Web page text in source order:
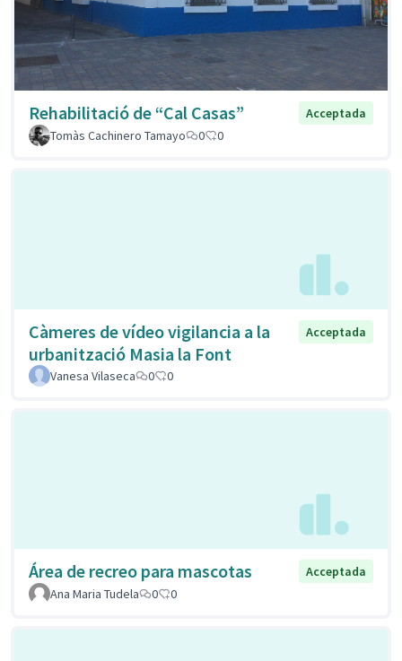
Rehabilitació de “Cal Casas”
Acceptada
Tomàs Cachinero Tamayo
0 0
Càmeres de vídeo vigilancia a la
urbanització Masia la Font
Acceptada
Vanesa Vilaseca 0 0
Área de recreo para mascotas
Acceptada
Ana Maria Tudela
0 0